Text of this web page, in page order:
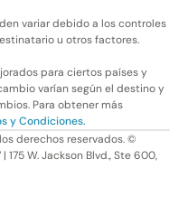
variar debido a los controles
u otros factores.
para ciertos países y
varían según el destino y
Para obtener más
y Condiciones.
derechos reservados. ©
| 175 W. Jackson Blvd., Ste 600,